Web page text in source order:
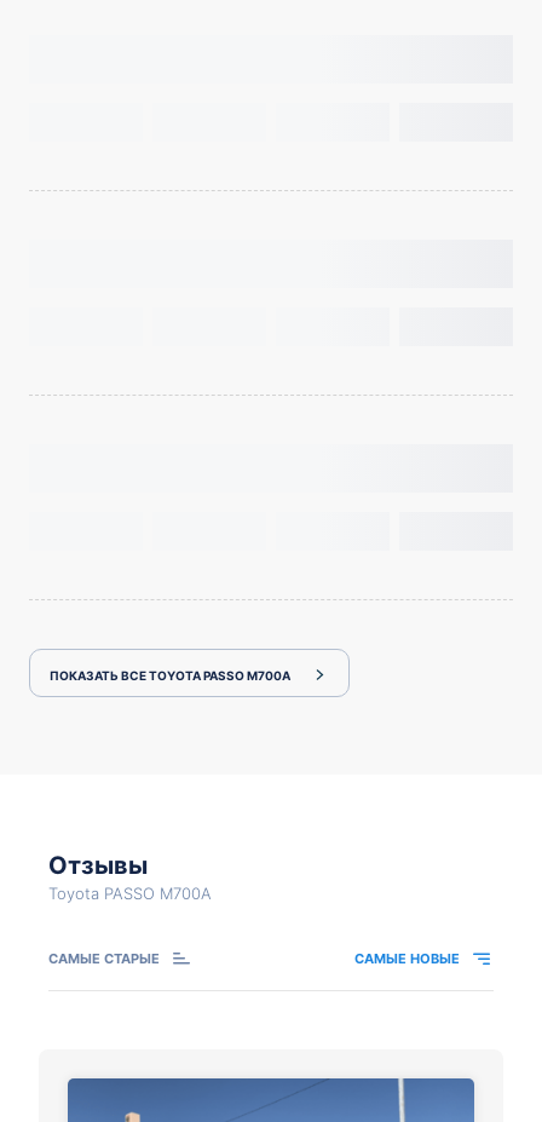
ПОКАЗАТЬ ВСЕ TOYOTA PASSO M700A
Отзывы
Toyota PASSO M700A
САМЫЕ СТАРЫЕ САМЫЕ НОВЫЕ